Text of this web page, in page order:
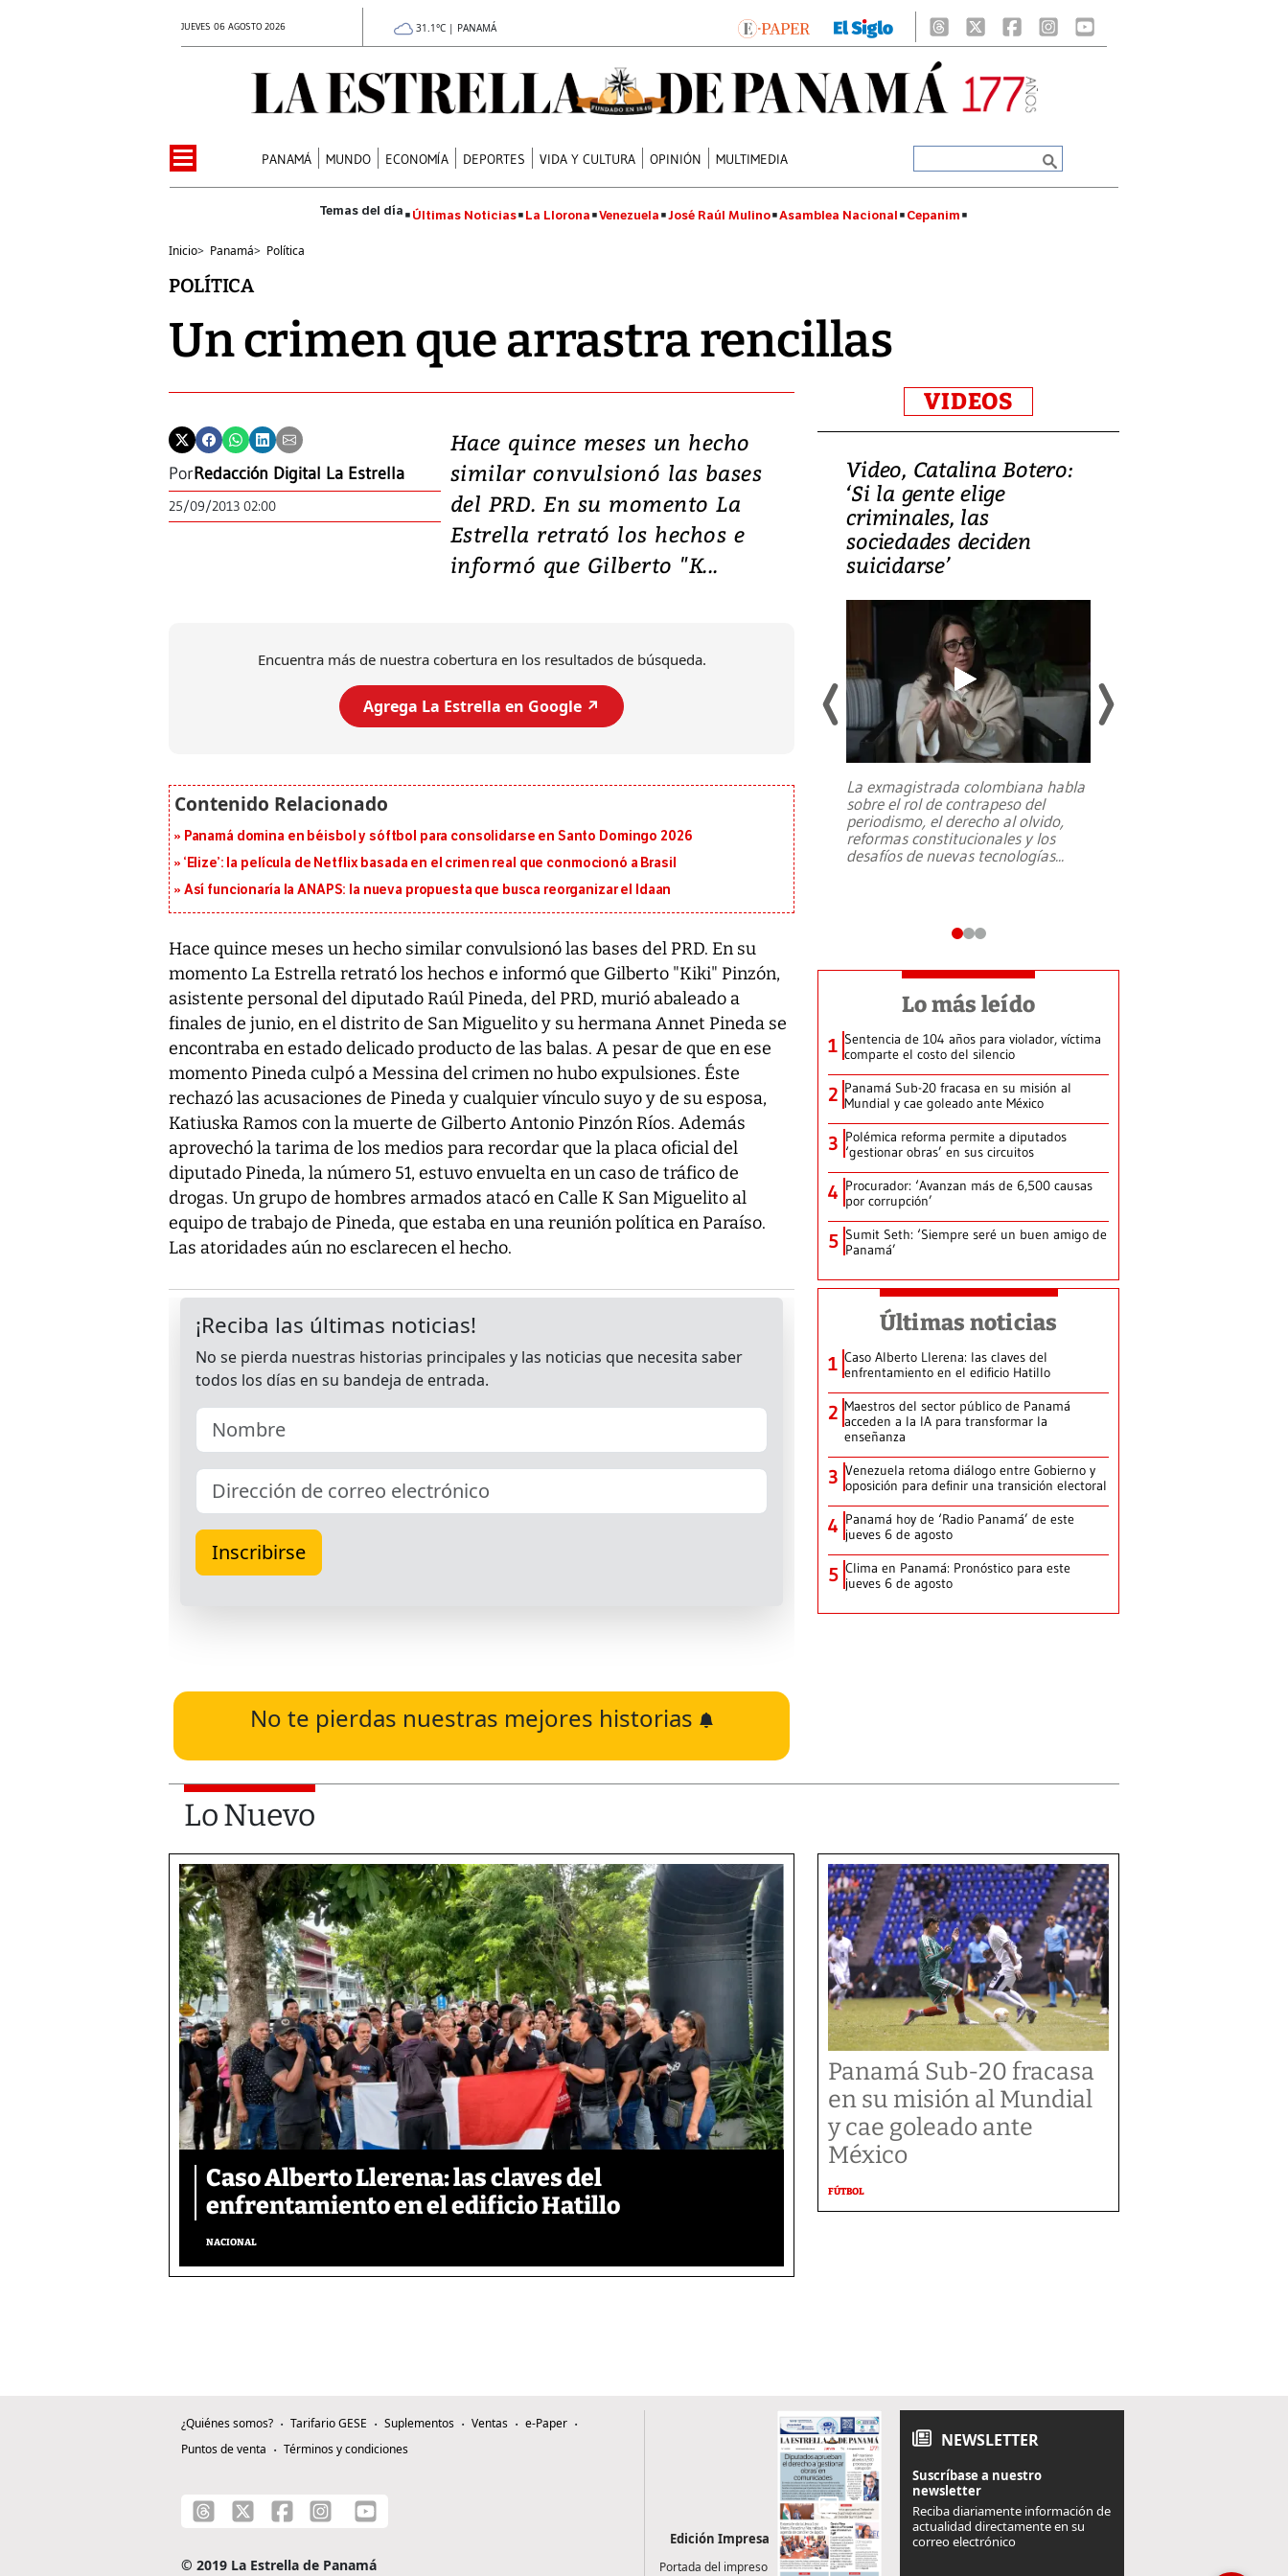
JUEVES 06 AGOSTO 2026 31.1°C | PANAMÁ
PANAMÁ MUNDO ECONOMÍA DEPORTES VIDA Y CULTURA OPINIÓN MULTIMEDIA
Últimas Noticias La Llorona Venezuela José Raúl Mulino Asamblea Nacional Cepanim
Inicio> Panamá> Política
POLÍTICA
Un crimen que arrastra rencillas
PorRedacción Digital La Estrella
25/09/2013 02:00
Hace quince meses un hecho
similar convulsionó las bases
del PRD. En su momento La
Estrella retrató los hechos e
informó que Gilberto "K...
Encuentra más de nuestra cobertura en los resultados de búsqueda.
Agrega La Estrella en Google ↗️
Panamá domina en béisbol y sóftbol para consolidarse en Santo Domingo 2026
‘Elize’: la película de Netflix basada en el crimen real que conmocionó a Brasil
Así funcionaría la ANAPS: la nueva propuesta que busca reorganizar el Idaan
Hace quince meses un hecho similar convulsionó las bases del PRD. En su
momento La Estrella retrató los hechos e informó que Gilberto "Kiki" Pinzón,
asistente personal del diputado Raúl Pineda, del PRD, murió abaleado a
finales de junio, en el distrito de San Miguelito y su hermana Annet Pineda se
encontraba en estado delicado producto de las balas. A pesar de que en ese
momento Pineda culpó a Messina del crimen no hubo expulsiones. Éste
rechazó las acusaciones de Pineda y cualquier vínculo suyo y de su esposa,
Katiuska Ramos con la muerte de Gilberto Antonio Pinzón Ríos. Además
aprovechó la tarima de los medios para recordar que la placa oficial del
diputado Pineda, la número 51, estuvo envuelta en un caso de tráfico de
drogas. Un grupo de hombres armados atacó en Calle K San Miguelito al
equipo de trabajo de Pineda, que estaba en una reunión política en Paraíso.
Las atoridades aún no esclarecen el hecho.
No te pierdas nuestras mejores historias
VIDEOS
Video, Japón: Terremoto
deja heridos y graves
daños en Kumamoto
al sur de Japón, provocando una
Video, Catalina Botero:
‘Si la gente elige
criminales, las
sociedades deciden
suicidarse’
La exmagistrada colombiana habla
sobre el rol de contrapeso del
periodismo, el derecho al olvido,
reformas constitucionales y los
desafíos de nuevas tecnologías...
Lo más leído
1 Sentencia de 104 años para violador, víctima
comparte el costo del silencio
2 Panamá Sub-20 fracasa en su misión al
Mundial y cae goleado ante México
3 Polémica reforma permite a diputados
‘gestionar obras’ en sus circuitos
4 Procurador: ‘Avanzan más de 6,500 causas
por corrupción’
5 Sumit Seth: ‘Siempre seré un buen amigo de
Panamá’
Últimas noticias
1 Caso Alberto Llerena: las claves del
enfrentamiento en el edificio Hatillo
2 Maestros del sector público de Panamá
acceden a la IA para transformar la
enseñanza
3 Venezuela retoma diálogo entre Gobierno y
oposición para definir una transición electoral
4 Panamá hoy de ‘Radio Panamá’ de este
jueves 6 de agosto
5 Clima en Panamá: Pronóstico para este
jueves 6 de agosto
Lo Nuevo
Caso Alberto Llerena: las claves del
enfrentamiento en el edificio Hatillo
NACIONAL
Panamá Sub-20 fracasa
en su misión al Mundial
y cae goleado ante
México
FÚTBOL
¿Quiénes somos? Tarifario GESE Suplementos Ventas
e-Paper
Puntos de venta
Términos y condiciones
© 2019 La Estrella de Panamá
Edición Impresa
Portada del impreso
NEWSLETTER
Suscríbase a nuestro
newsletter
Reciba diariamente información de
actualidad directamente en su
correo electrónico